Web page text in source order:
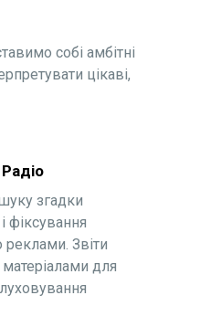
собі амбітні
цікаві,
згадки
фіксування
реклами. Звіти
для